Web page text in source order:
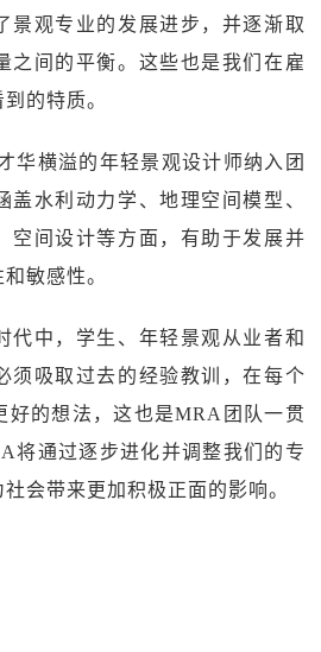
景观专业的发展进步，并逐渐取
之间的平衡。这些也是我们在雇
的特质。
华横溢的年轻景观设计师纳入团
盖水利动力学、地理空间模型、
空间设计等方面，有助于发展并
敏感性。
代中，学生、年轻景观从业者和
须吸取过去的经验教训，在每个
好的想法，这也是MRA团队一贯
将通过逐步进化并调整我们的专
会带来更加积极正面的影响。